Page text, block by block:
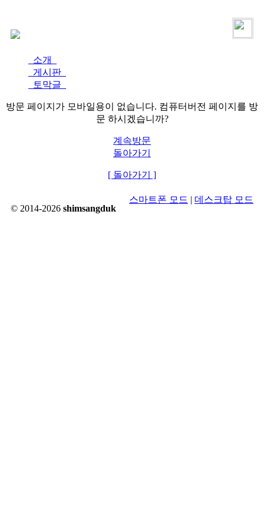
소개
게시판
토막글
방문 페이지가 모바일용이 없습니다. 컴퓨터버전 페이지를 방
문 하시겠습니까?
계속방문
돌아가기
[ 돌아가기 ]
© 2014-2026 shimsangduk
스마트폰 모드 | 데스크탑 모드